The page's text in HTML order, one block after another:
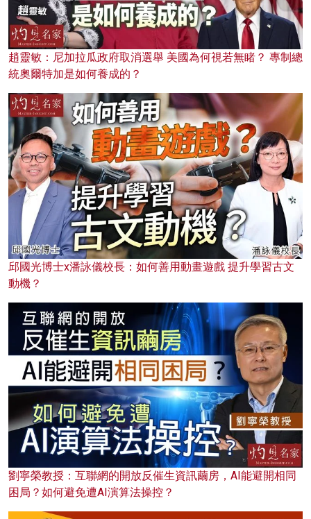
趙靈敏：尼加拉瓜政府取消選舉 美國為何視若無睹？ 專制總
統奧爾特加是如何養成的？
邱國光博士x潘詠儀校長：如何善用動畫遊戲 提升學習古文
動機？
劉寧榮教授：互聯網的開放反催生資訊繭房，AI能避開相同
困局？如何避免遭AI演算法操控？